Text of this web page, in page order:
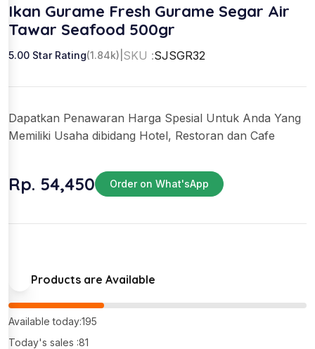
Ikan Gurame Fresh Gurame Segar Air
Tawar Seafood 500gr
5.00 Star Rating(1.84k) SKU :SJSGR32
Dapatkan Penawaran Harga Spesial Untuk Anda Yang
Memiliki Usaha dibidang Hotel, Restoran dan Cafe
Rp. 54,450 Order on What'sApp
Products are Available
Available today:195
Today's sales :81